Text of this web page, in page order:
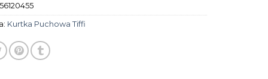
Kurtka Puchowa Tiffi